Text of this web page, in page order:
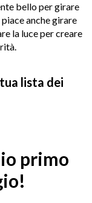
bello per girare
piace anche girare
la luce per creare
lista dei
primo